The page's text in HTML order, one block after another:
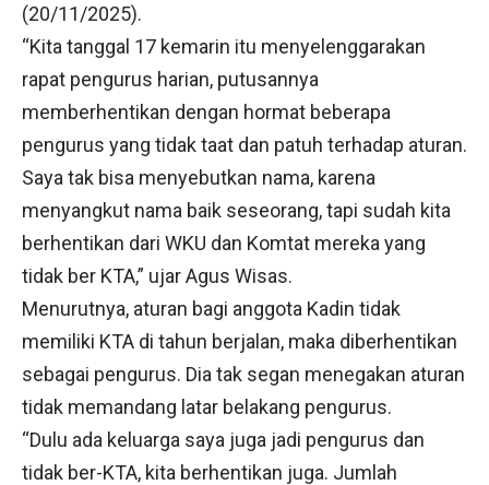
(20/11/2025).
“Kita tanggal 17 kemarin itu menyelenggarakan
rapat pengurus harian, putusannya
memberhentikan dengan hormat beberapa
pengurus yang tidak taat dan patuh terhadap aturan.
Saya tak bisa menyebutkan nama, karena
menyangkut nama baik seseorang, tapi sudah kita
berhentikan dari WKU dan Komtat mereka yang
tidak ber KTA,” ujar Agus Wisas.
Menurutnya, aturan bagi anggota Kadin tidak
memiliki KTA di tahun berjalan, maka diberhentikan
sebagai pengurus. Dia tak segan menegakan aturan
tidak memandang latar belakang pengurus.
“Dulu ada keluarga saya juga jadi pengurus dan
tidak ber-KTA, kita berhentikan juga. Jumlah